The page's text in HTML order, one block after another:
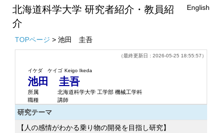
北海道科学大学 研究者紹介・教員紹
介
English
TOPページ > 池田 圭吾
（最終更新日 : 2026-05-25 18:55:57）
イケダ ケイゴ Keigo Ikeda
池田 圭吾
所属
北海道科学大学 工学部 機械工学科
職種
講師
研究テーマ
【人の感情がわかる乗り物の開発を目指し研究】